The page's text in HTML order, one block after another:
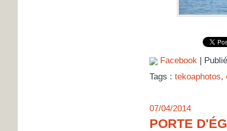
Facebook|
Tags : tekoaphotos,
07/04/2014
PORTE